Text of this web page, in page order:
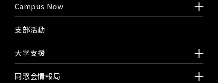
Campus Now
支部活動
大学支援
同窓会情報局